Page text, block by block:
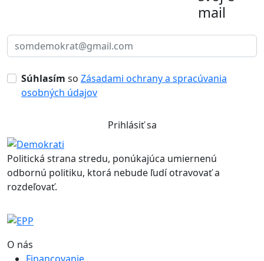
mail
Súhlasím so Zásadami ochrany a spracúvania
osobných údajov
Prihlásiť sa
Politická strana stredu, ponúkajúca umiernenú
odbornú politiku, ktorá nebude ľudí otravovať a
rozdeľovať.
O nás